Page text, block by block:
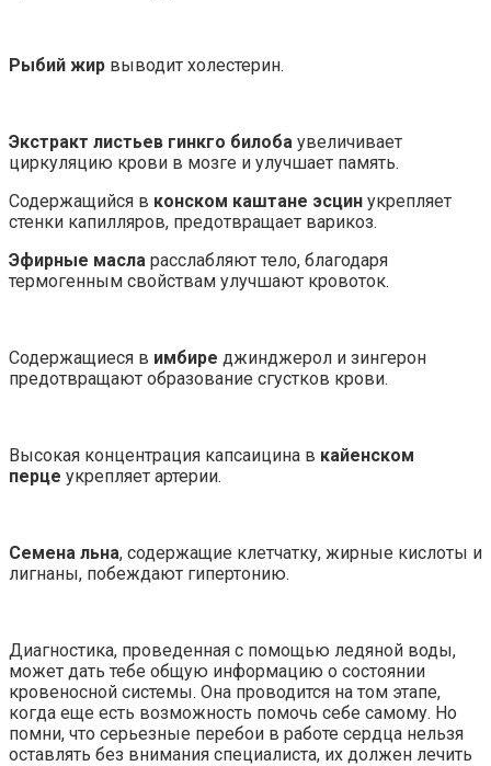
Рыбий жир выводит холестерин.
Экстракт листьев гинкго билоба увеличивает
циркуляцию крови в мозге и улучшает память.
Содержащийся в конском каштане эсцин укрепляет
стенки капилляров, предотвращает варикоз.
Эфирные масла расслабляют тело, благодаря
термогенным свойствам улучшают кровоток.
Содержащиеся в имбире джинджерол и зингерон
предотвращают образование сгустков крови.
Высокая концентрация капсаицина в кайенском
перце укрепляет артерии.
Семена льна, содержащие клетчатку, жирные кислоты и
лигнаны, побеждают гипертонию.
Диагностика, проведенная с помощью ледяной воды,
может дать тебе общую информацию о состоянии
кровеносной системы. Она проводится на том этапе,
когда еще есть возможность помочь себе самому. Но
помни, что серьезные перебои в работе сердца нельзя
оставлять без внимания специалиста, их должен лечить